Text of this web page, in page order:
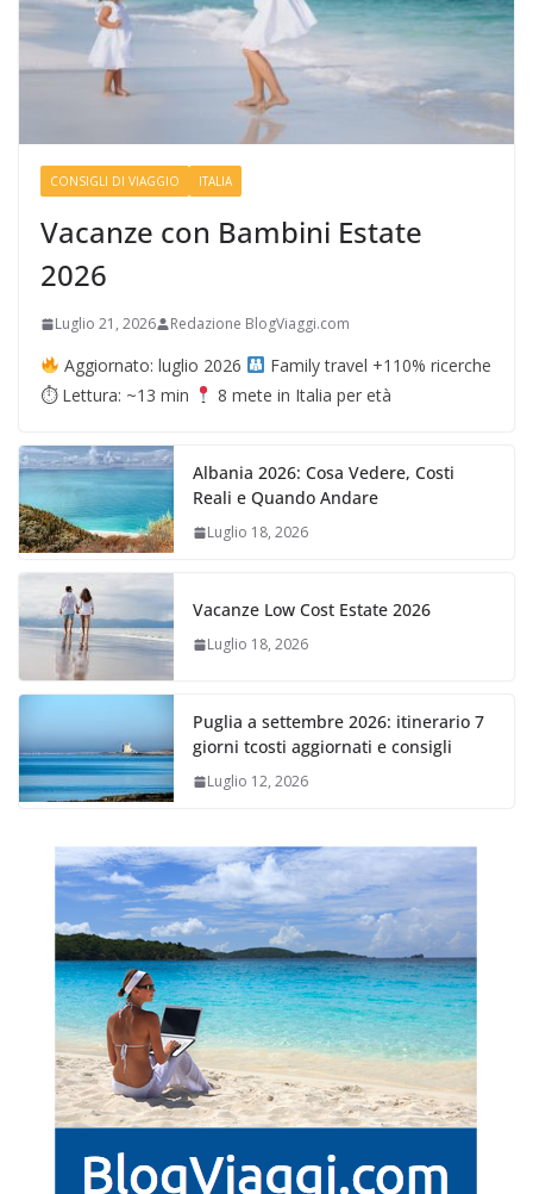
CONSIGLI DI VIAGGIO ITALIA
Vacanze con Bambini Estate
2026
Luglio 21, 2026 Redazione BlogViaggi.com
Aggiornato: luglio 2026
Family travel +110% ricerche
⏱ Lettura: ~13 min
8 mete in Italia per età
Albania 2026: Cosa Vedere, Costi
Reali e Quando Andare
Luglio 18, 2026
Vacanze Low Cost Estate 2026
Luglio 18, 2026
Puglia a settembre 2026: itinerario 7
giorni tcosti aggiornati e consigli
Luglio 12, 2026